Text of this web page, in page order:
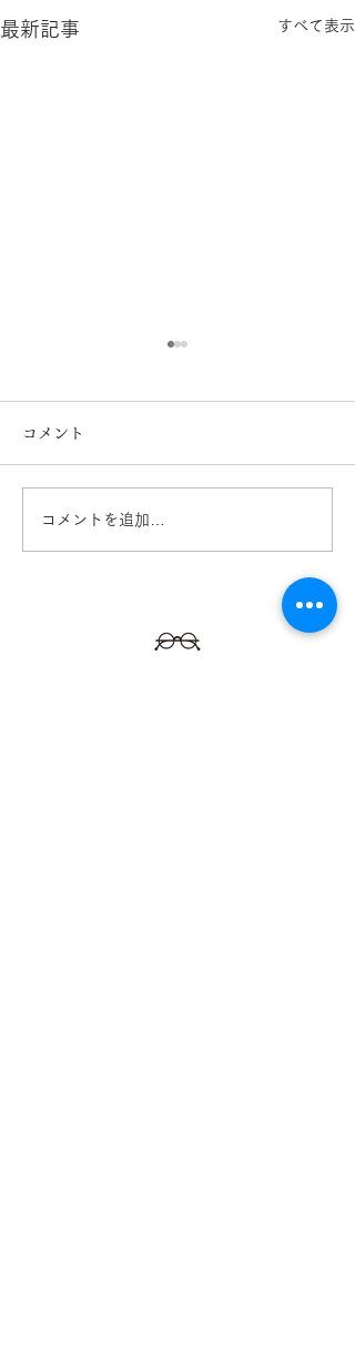
最新記事 すべて表示
サムライ翔 SAMURAI
イオンタウン田崎店 カ
コメント
コメントを追加…